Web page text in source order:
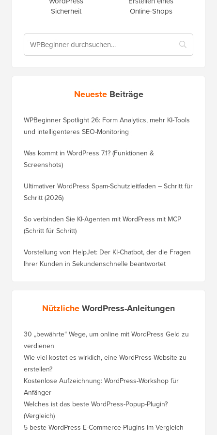
Sicherheit
Online-Shops
Neueste Beiträge
WPBeginner Spotlight 26: Form Analytics, mehr KI-Tools
und intelligenteres SEO-Monitoring
Was kommt in WordPress 7.1? (Funktionen &
Screenshots)
Ultimativer WordPress Spam-Schutzleitfaden – Schritt für
Schritt (2026)
So verbinden Sie KI-Agenten mit WordPress mit MCP
(Schritt für Schritt)
Vorstellung von HelpJet: Der KI-Chatbot, der die Fragen
Ihrer Kunden in Sekundenschnelle beantwortet
NützlicheWordPress-Anleitungen
30 „bewährte“ Wege, um online mit WordPress Geld zu
verdienen
Wie viel kostet es wirklich, eine WordPress-Website zu
erstellen?
Kostenlose Aufzeichnung: WordPress-Workshop für
Anfänger